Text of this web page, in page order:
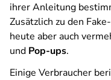
ihrer Anleitung
Zusätzlich zu den
heute aber auch
und Pop-ups.
Einige Verbraucher